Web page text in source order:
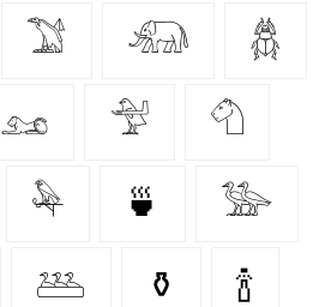
𓅑 𓃰 𓆣
𓃭 𓅴 𓄇
𓅆 🍵 𓅺
𓅹 ⚱️ 🍾